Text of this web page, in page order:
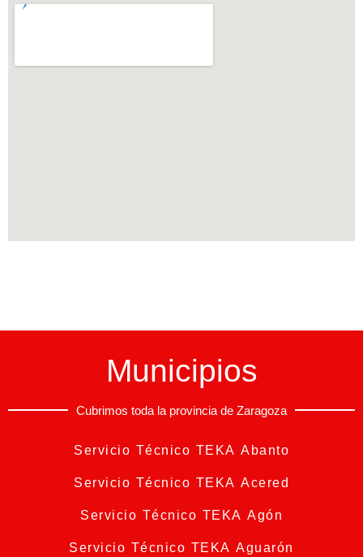
Municipios
Cubrimos toda la provincia de Zaragoza
Servicio Técnico TEKA Abanto
Servicio Técnico TEKA Acered
Servicio Técnico TEKA Agón
Servicio Técnico TEKA Aguarón